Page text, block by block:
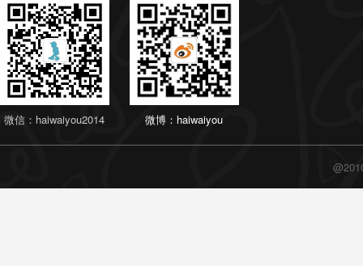
微信：haiwaiyou2014 微博：haiwaiyou